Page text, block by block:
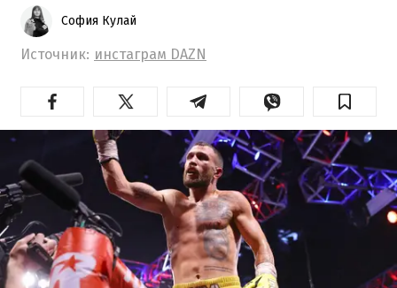
София Кулай
Источник: инстаграм DAZN